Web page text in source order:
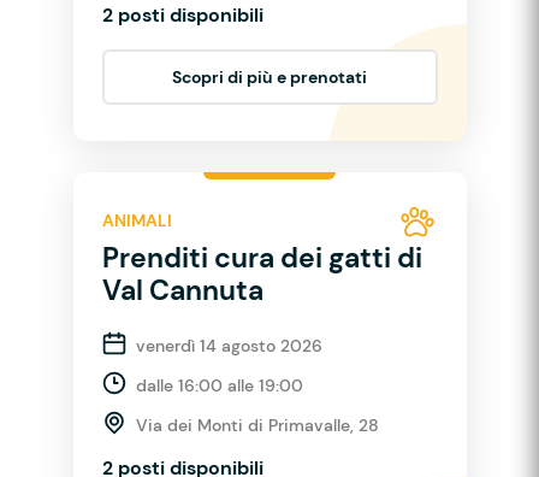
2 posti disponibili
Scopri di più e prenotati
ANIMALI
Prenditi cura dei gatti di
Val Cannuta
venerdì 14 agosto 2026
dalle 16:00 alle 19:00
Via dei Monti di Primavalle, 28
2 posti disponibili